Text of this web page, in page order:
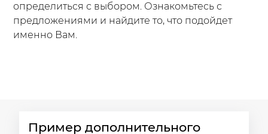
определиться с выбором. Ознакомьтесь с
предложениями и найдите то, что подойдет
именно Вам.
Пример дополнительного